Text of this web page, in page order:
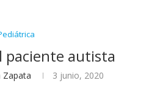
paciente autista
Zapata 3 junio, 2020